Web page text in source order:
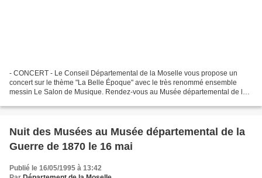
- CONCERT - Le Conseil Départemental de la Moselle vous propose un
concert sur le thème "La Belle Époque" avec le très renommé ensemble
messin Le Salon de Musique. Rendez-vous au Musée départemental de la
Nuit des Musées au Musée départemental de la
Guerre de 1870 le 16 mai
Publié le 16/05/1995 à 13:42